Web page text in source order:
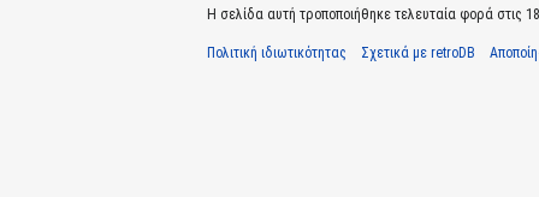
Η σελίδα αυτή τροποποιήθηκε τελευταία φορά στις
Πολιτική ιδιωτικότητας Σχετικά με retroDB